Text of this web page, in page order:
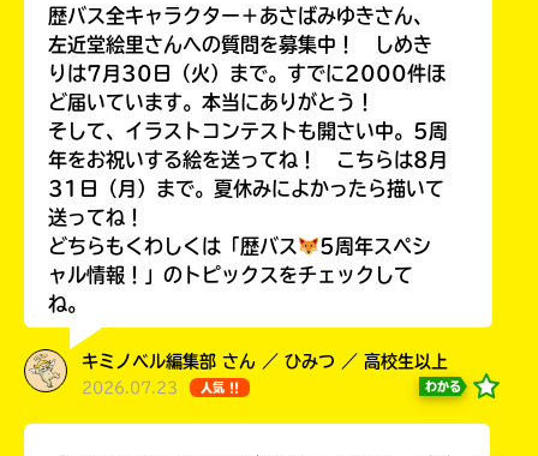
歴バス全キャラクター＋あさばみゆきさん、
左近堂絵里さんへの質問を募集中！ しめき
りは7月30日（火）まで。すでに2000件ほ
ど届いています。本当にありがとう！
そして、イラストコンテストも開さい中。5周
年をお祝いする絵を送ってね！ こちらは8月
31日（月）まで。夏休みによかったら描いて
送ってね！
どちらもくわしくは「歴バス
5周年スペシ
ャル情報！」のトピックスをチェックして
ね。
キミノベル編集部 さん ／ ひみつ ／ 高校生以上
2026.07.23 人気 !! わかる